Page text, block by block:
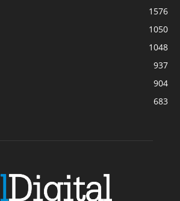
1576
1050
1048
937
904
683